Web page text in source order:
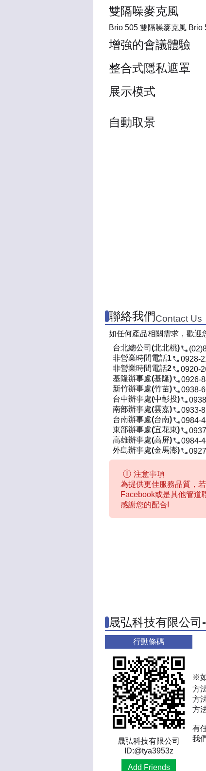
雙隔噪麥克風
Brio 505 雙隔噪麥克風 Brio
增強的會議體驗
整合式隱私遮罩
展示模式
自動取景
聯絡我們Contact Us
如任何產品相關需求，歡迎
台北總公司(北北桃)
非營業時間電話1
0928-
非營業時間電話2
0920-
基隆辦事處(基隆)
0926-
新竹辦事處(竹苗)
0938-
台中辦事處(中彰投)
南部辦事處(雲嘉)
0933-
台南辦事處(台南)
0984-
東部辦事處(宜花東)
高雄辦事處(高屏)
0984-
外島辦事處(金馬澎)
注意事項
為提供更佳服務品質，
Facebook或是其他管道
感謝您的配合!
晟弘科技有限公
行動條碼
晟弘科技有限公司
ID:@tya3953z
Add Friends
※
方
方
方
有
我